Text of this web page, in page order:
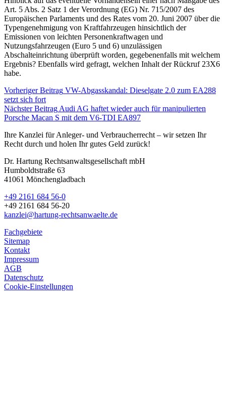
Art. 5 Abs. 2 Satz 1 der Verordnung (EG) Nr. 715/2007 des
Europäischen Parlaments und des Rates vom 20. Juni 2007 über die
Typengenehmigung von Kraftfahrzeugen hinsichtlich der
Emissionen von leichten Personenkraftwagen und
Nutzungsfahrzeugen (Euro 5 und 6) unzulässigen
Abschalteinrichtung überprüft worden, gegebenenfalls mit welchem
Ergebnis? Ebenfalls wird gefragt, welchen Inhalt der Rückruf 23X6
habe.
Vorheriger Beitrag VW-Abgasskandal: Dieselgate 2.0 zum EA288
setzt sich fort
Nächster Beitrag Audi AG haftet wieder auch für manipulierten
Porsche Macan S mit dem V6-TDI EA897
Ihre Kanzlei für Anleger- und Verbraucherrecht – wir setzen Ihr
Recht durch und holen Ihr gutes Geld zurück!
Dr. Hartung Rechtsanwaltsgesellschaft mbH
Humboldtstraße 63
41061 Mönchengladbach
+49 2161 684 56-0
+49 2161 684 56-20
kanzlei@hartung-rechtsanwaelte.de
Fachgebiete
Sitemap
Kontakt
Impressum
AGB
Datenschutz
Cookie-Einstellungen